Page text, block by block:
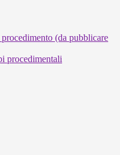
(da pubblicare
procedimentali